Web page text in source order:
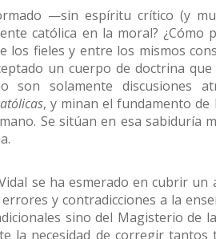
—sin espíritu crítico (y
católica en la moral? ¿Cómo
los fieles y entre los mismos
un cuerpo de doctrina que
son solamente discusiones
, y minan el fundamento de
Se sitúan en esa sabiduría
se ha esmerado en cubrir un
y contradicciones a la
sino del Magisterio de
la necesidad de corregir tantos